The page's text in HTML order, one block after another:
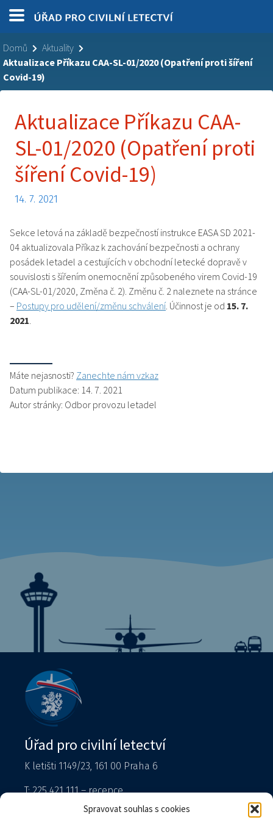
Spravovat souhlas s cookies
Domů
Aktuality
Aktualizace Příkazu CAA-SL-01/2020 (Opatření proti šíření
Covid-19)
Aktualizace Příkazu CAA-
SL-01/2020 (Opatření proti
šíření Covid-19)
14. 7. 2021
Sekce letová na základě bezpečností instrukce EASA SD 2021-
04 aktualizovala Příkaz k zachování bezpečnosti a ochrany
posádek letadel a cestujících v obchodní letecké dopravě v
souvislosti s šířením onemocnění způsobeného virem Covid-19
(CAA-SL-01/2020, Změna č. 2). Změnu č. 2 naleznete na stránce
– Postupy pro udělení/změnu schválení. Účinnost je od 15. 7.
2021.
Máte nejasnosti? Zanechte nám vzkaz
Datum publikace: 14. 7. 2021
Autor stránky: Odbor provozu letadel
Úřad pro civilní letectví
K letišti 1149/23, 161 00 Praha 6
T: 225 421 111 – recepce